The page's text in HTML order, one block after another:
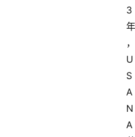
3
年
，
U
S
A
N
A